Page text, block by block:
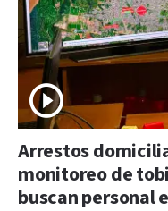
Arrestos
monitoreo de
buscan personal